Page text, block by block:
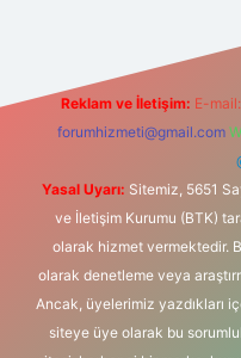
Reklam ve İletişim: E-mail:
forumhizmeti@gmail.com
Yasal Uyarı: Sitemiz, 5651
ve İletişim Kurumu (BTK)
olarak hizmet vermektedir.
olarak denetleme veya
Ancak, üyelerimiz yazdıkları
siteye üye olarak bu